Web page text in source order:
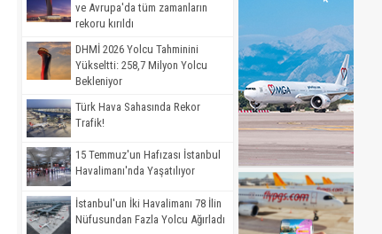
ve Avrupa'da tüm zamanların
rekoru kırıldı
DHMİ 2026 Yolcu Tahminini
Yükseltti: 258,7 Milyon Yolcu
Bekleniyor
Türk Hava Sahasında Rekor
Trafik!
15 Temmuz'un Hafızası İstanbul
Havalimanı'nda Yaşatılıyor
İstanbul'un İki Havalimanı 78 İlin
Nüfusundan Fazla Yolcu Ağırladı